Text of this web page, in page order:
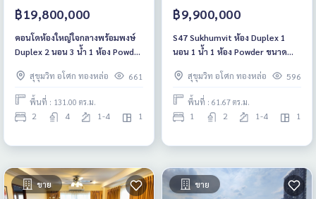
฿19,800,000
คอนโดห้องใหญ่ใจกลางพร้อมพงษ์
Duplex 2 นอน 3 น้ำ 1 ห้อง Powder
19.8 ลบ.*
สุขุมวิท อโศก ทองหล่อ 661
พื้นที่ : 131.00 ตร.ม.
2 4 1-4 1
฿9,900,000
S47 Sukhumvit ห้อง Duplex 1
นอน 1 น้ำ 1 ห้อง Powder ขนาด
สุขุมวิท อโศก ทองหล่อ
596
พื้นที่ : 61.67 ตร.ม.
1 2 1-4 1
ขาย ขาย